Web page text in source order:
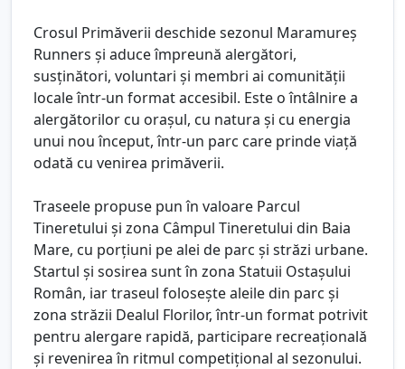
Crosul Primăverii deschide sezonul Maramureș
Runners și aduce împreună alergători,
susținători, voluntari și membri ai comunității
locale într-un format accesibil. Este o întâlnire a
alergătorilor cu orașul, cu natura și cu energia
unui nou început, într-un parc care prinde viață
odată cu venirea primăverii.
Traseele propuse pun în valoare Parcul
Tineretului și zona Câmpul Tineretului din Baia
Mare, cu porțiuni pe alei de parc și străzi urbane.
Startul și sosirea sunt în zona Statuii Ostașului
Român, iar traseul folosește aleile din parc și
zona străzii Dealul Florilor, într-un format potrivit
pentru alergare rapidă, participare recreațională
și revenirea în ritmul competițional al sezonului.